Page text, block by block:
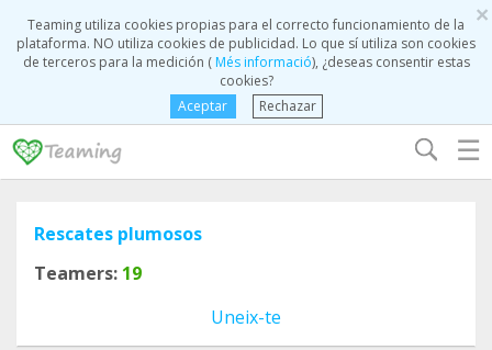
×
Teaming utiliza cookies propias para el correcto funcionamiento de la
plataforma. NO utiliza cookies de publicidad. Lo que sí utiliza son cookies
de terceros para la medición (Més informació), ¿deseas consentir estas
cookies?
Aceptar
Rechazar
☰
Rescates plumosos
Teamers: 19
Uneix-te